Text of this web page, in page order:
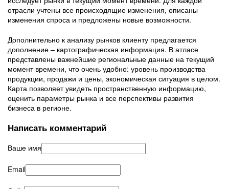
отрасли учтены все происходящие изменения, описаны
изменения спроса и предложены новые возможности.
Дополнительно к анализу рынков клиенту предлагается
дополнение – картографическая информация. В атласе
представлены важнейшие региональные данные на текущий
момент времени, что очень удобно: уровень производства
продукции, продажи и цены, экономическая ситуация в целом.
Карта позволяет увидеть пространственную информацию,
оценить параметры рынка и все перспективы развития
бизнеса в регионе.
Написать комментарий
Ваше имя
Email